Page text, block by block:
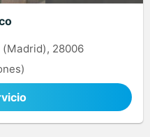
(Madrid), 28006